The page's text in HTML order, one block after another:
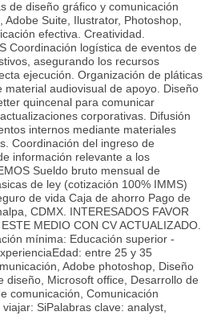
de diseño gráfico y comunicación
Suite, Ilustrator, Photoshop,
efectiva. Creatividad.
Coordinación logística de eventos de
asegurando los recursos
ejecución. Organización de pláticas
material audiovisual de apoyo. Diseño
quincenal para comunicar
corporativas. Difusión
internos mediante materiales
Coordinación del ingreso de
información relevante a los
Sueldo bruto mensual de
de ley (cotización 100% IMMS)
de vida Caja de ahorro Pago de
CDMX. INTERESADOS FAVOR
MEDIO CON CV ACTUALIZADO.
mínima: Educación superior -
entre 25 y 35
Adobe photoshop, Diseño
diseño, Microsoft office, Desarrollo de
comunicación, Comunicación
SiPalabras clave: analyst,